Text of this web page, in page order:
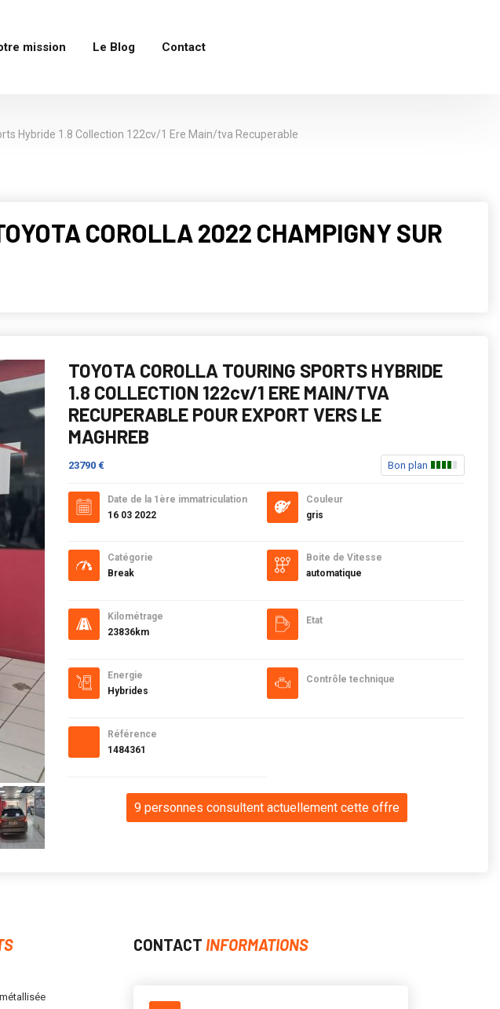
mission Le Blog Contact
Hybride 1.8 Collection 122cv/1 Ere Main/tva Recuperable
COROLLA 2022 CHAMPIGNY SUR
TOYOTA COROLLA TOURING SPORTS HYBRIDE
1.8 COLLECTION 122cv/1 ERE MAIN/TVA
RECUPERABLE POUR EXPORT VERS LE
MAGHREB
23790 € Bon plan
Date de la 1ère immatriculation
16 03 2022
Catégorie
Break
Kilométrage
23836km
Energie
Hybrides
Référence
1484361
Couleur
gris
Boite de Vitesse
automatique
Etat
Contrôle technique
9 personnes consultent actuellement cette offre
CONTACT INFORMATIONS